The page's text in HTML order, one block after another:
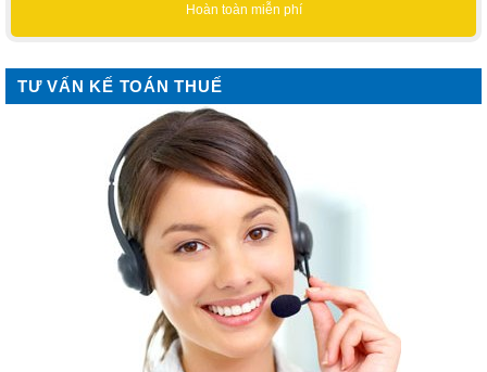
Hoàn toàn miễn phí
TƯ VẤN KẾ TOÁN THUẾ